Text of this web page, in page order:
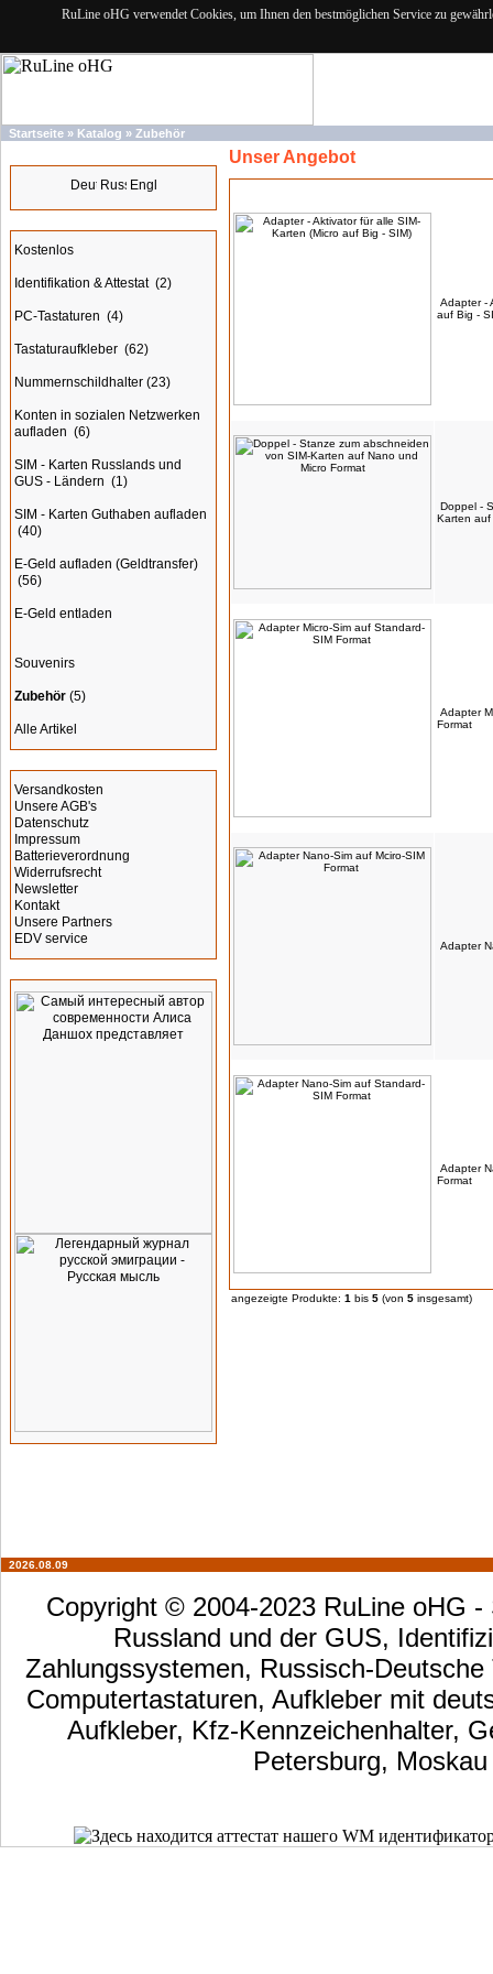
RuLine oHG verwendet Cookies, um Ihnen den bestmöglichen Service zu
Startseite » Katalog » Zubehör
Kostenlos
Identifikation & Attestat (2)
PC-Tastaturen (4)
Tastaturaufkleber (62)
Nummernschildhalter (23)
Konten in sozialen Netzwerken
aufladen (6)
SIM - Karten Russlands und
GUS - Ländern (1)
SIM - Karten Guthaben aufladen
(40)
E-Geld aufladen (Geldtransfer)
(56)
E-Geld entladen
Souvenirs
Zubehör (5)
Alle Artikel
Versandkosten
Unsere AGB's
Datenschutz
Impressum
Batterieverordnung
Widerrufsrecht
Newsletter
Kontakt
Unsere Partners
EDV service
Unser Angebot
Adapter -
auf Big -
Doppel -
Karten auf
Adapter
Format
Adapter
Adapter
Format
angezeigte Produkte: 1 bis 5 (von 5 insgesamt)
2026.08.09
Copyright © 2004-2023 RuLine oHG
Russland und der GUS,
Zahlungssystemen, Russisch-
Computertastaturen, Aufkleber mit
Aufkleber, Kfz-Kennzeichenhalter,
Petersburg,